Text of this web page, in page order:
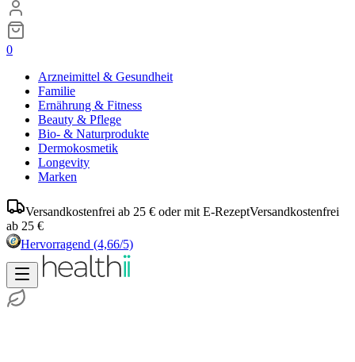
0
Arzneimittel & Gesundheit
Familie
Ernährung & Fitness
Beauty & Pflege
Bio- & Naturprodukte
Dermokosmetik
Longevity
Marken
Versandkostenfrei ab 25 € oder mit E-RezeptVersandkostenfrei
ab 25 €
Hervorragend (4,66/5)